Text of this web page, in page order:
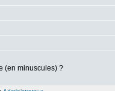
(en minuscules) ?